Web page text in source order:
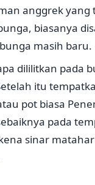
anggrek yang
biasanya
masih baru.
dililitkan pada
itu
pot biasa
pada
sinar